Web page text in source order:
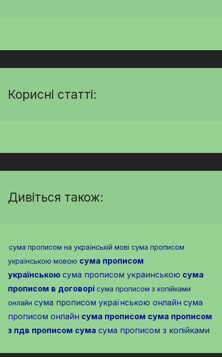
Корисні статті:
Дивіться також:
сума прописом на українській мові сума прописом
українською мовою сума прописом
українською сума прописом украинською сума
прописом в договорі сума прописом з копійками
онлайн сума прописом українською онлайн сума
прописом онлайн сума прописом сума прописом
з пдв прописом сума сума прописом з копійками